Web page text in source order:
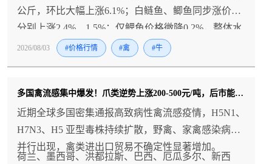
公斤，环比大幅上涨6.1%；白鲢鱼、鲫鱼同步涨价，
分别上涨2.4%、1.5%；仅鲤鱼价格微降0.2%，整体水
产涨价氛围浓厚。
2026/08/03 #价格行情 #禽 #牛
多国禽流感集中爆发！爪类逆势上涨200-500元/吨，后市能否持续？
近期全球多国密集通报高致病性禽流感疫情，H5N1、
H7N3、H5 亚型毒株持续扩散，野禽、家禽感染病例
并行出现，禽类进出口贸易不确定性显著增加。
荷兰、墨西哥、洪都拉斯、巴西、厄瓜多尔、新西